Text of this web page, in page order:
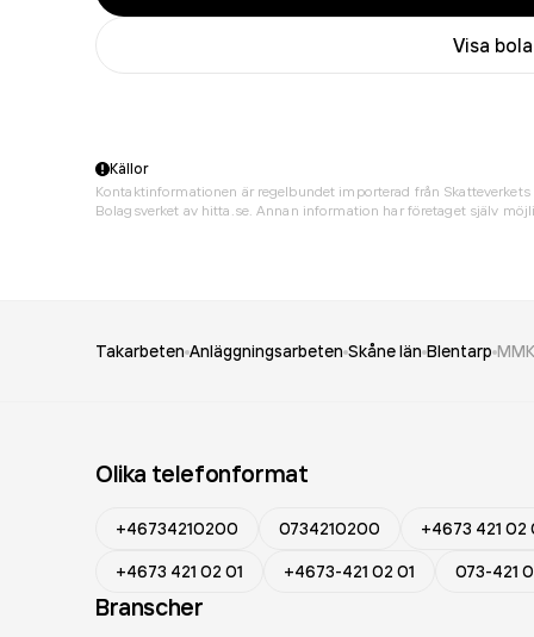
Visa
Källor
Kontaktinformationen är regelbundet importerad från
Bolagsverket av hitta.se. Annan information har företaget själv
Takarbeten Anläggningsarbeten Skåne län Blentarp
Olika telefonformat
+46734210200 0734210200
+4673 421 02
+4673 421 02 01
+4673-421 02 01 073-421
Branscher